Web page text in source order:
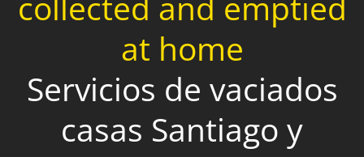
at home
Servicios de vaciados
casas Santiago y